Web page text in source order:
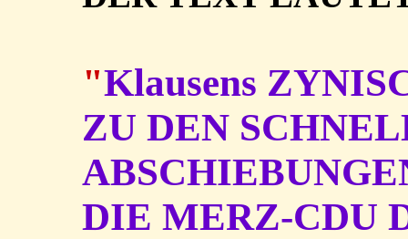
"Klausens
ZU DEN
DIE MERZ-CDU